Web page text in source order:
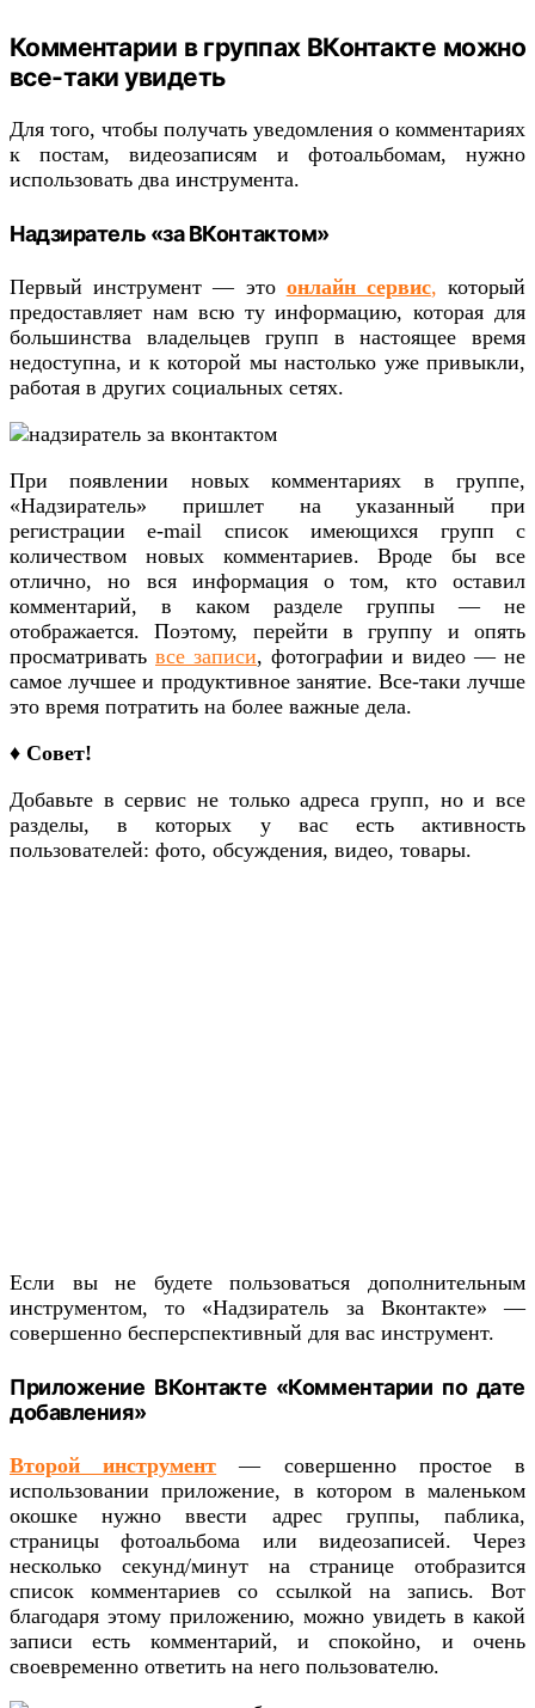
Комментарии в группах ВКонтакте можно
все-таки увидеть
Для того, чтобы получать уведомления о комментариях
к постам, видеозаписям и фотоальбомам, нужно
использовать два инструмента.
Надзиратель «за ВКонтактом»
Первый инструмент — это онлайн сервис, который
предоставляет нам всю ту информацию, которая для
большинства владельцев групп в настоящее время
недоступна, и к которой мы настолько уже привыкли,
работая в других социальных сетях.
При появлении новых комментариях в группе,
«Надзиратель» пришлет на указанный при
регистрации e-mail список имеющихся групп с
количеством новых комментариев. Вроде бы все
отлично, но вся информация о том, кто оставил
комментарий, в каком разделе группы — не
отображается. Поэтому, перейти в группу и опять
просматривать все записи, фотографии и видео — не
самое лучшее и продуктивное занятие. Все-таки лучше
это время потратить на более важные дела.
♦ Совет!
Добавьте в сервис не только адреса групп, но и все
разделы, в которых у вас есть активность
пользователей: фото, обсуждения, видео, товары.
Если вы не будете пользоваться дополнительным
инструментом, то «Надзиратель за Вконтакте» —
совершенно бесперспективный для вас инструмент.
Приложение ВКонтакте «Комментарии по дате
добавления»
Второй инструмент — совершенно простое в
использовании приложение, в котором в маленьком
окошке нужно ввести адрес группы, паблика,
страницы фотоальбома или видеозаписей. Через
несколько секунд/минут на странице отобразится
список комментариев со ссылкой на запись. Вот
благодаря этому приложению, можно увидеть в какой
записи есть комментарий, и спокойно, и очень
своевременно ответить на него пользователю.